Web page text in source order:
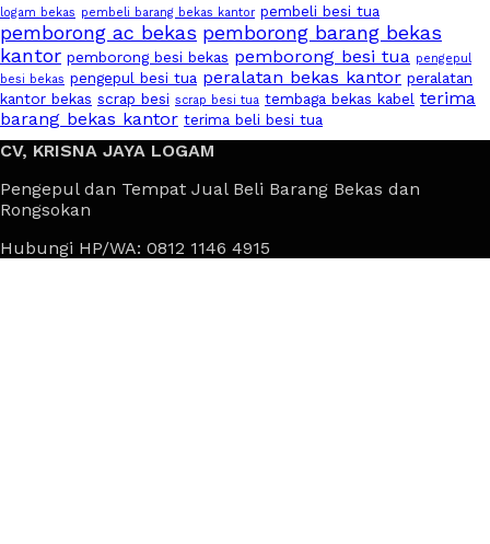
logam bekas pembeli barang bekas kantor pembeli besi tua
pemborong ac bekas pemborong barang bekas
kantor pemborong besi bekas pemborong besi tua pengepul
besi bekas pengepul besi tua peralatan bekas kantor peralatan
kantor bekas scrap besi scrap besi tua tembaga bekas kabel terima
barang bekas kantor terima beli besi tua
CV, KRISNA JAYA LOGAM
Pengepul dan Tempat Jual Beli Barang Bekas dan
Rongsokan
Hubungi HP/WA: 0812 1146 4915